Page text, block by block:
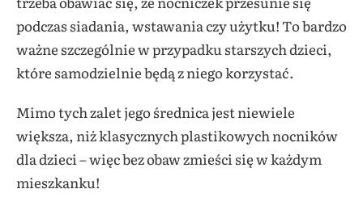
podczas siadania, wstawania czy użytku! To bardzo
ważne szczególnie w przypadku starszych dzieci,
które samodzielnie będą z niego korzystać.
Mimo tych zalet jego średnica jest niewiele
większa, niż klasycznych plastikowych nocników
dla dzieci – więc bez obaw zmieści się w każdym
mieszkanku!